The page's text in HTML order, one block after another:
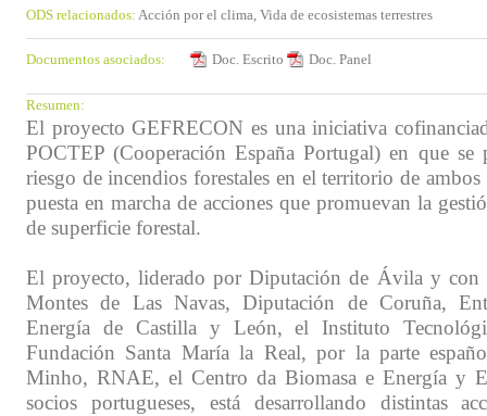
ODS relacionados: Acción por el clima, Vida de ecosistemas terrestres
Documentos asociados: Doc. Escrito Doc. Panel
Resumen:
El proyecto GEFRECON es una iniciativa
POCTEP (Cooperación España Portugal) en que se
riesgo de incendios forestales en el territorio de ambos
puesta en marcha de acciones que promuevan la
de superficie forestal.
El proyecto, liderado por Diputación de Ávila y con
Montes de Las Navas, Diputación de Coruña,
Energía de Castilla y León, el Instituto
Fundación Santa María la Real, por la parte
Minho, RNAE, el Centro da Biomasa e Energía y
socios portugueses, está desarrollando distintas